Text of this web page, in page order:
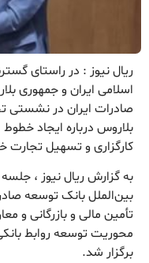
ریال نیوز : در راستای
اسلامی ایران و جمهوری
صادرات ایران در نشستی
بلاروس درباره ایجاد
کارگزاری و تسهیل تجارت
به گزارش ریال نیوز ،
بین‌الملل بانک توسعه
تأمین مالی و بازرگانی و
محوریت توسعه روابط
برگزار شد.